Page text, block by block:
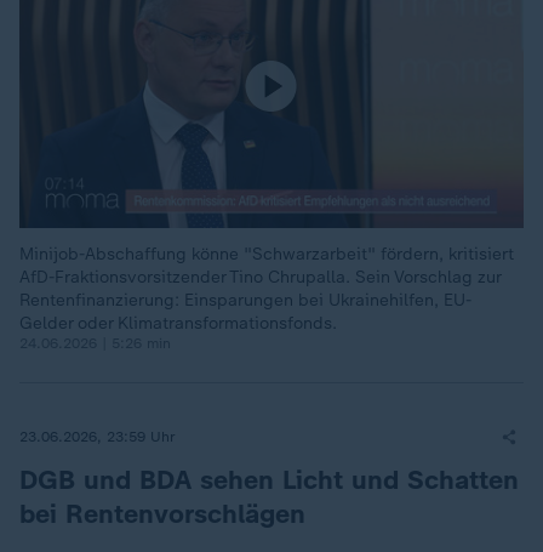
Minijob-Abschaffung könne "Schwarzarbeit" fördern, kritisiert
AfD-Fraktionsvorsitzender Tino Chrupalla. Sein Vorschlag zur
Rentenfinanzierung: Einsparungen bei Ukrainehilfen, EU-
Gelder oder Klimatransformationsfonds.
23.06.2026, 23:59 Uhr
DGB und BDA sehen Licht und Schatten
bei Rentenvorschlägen